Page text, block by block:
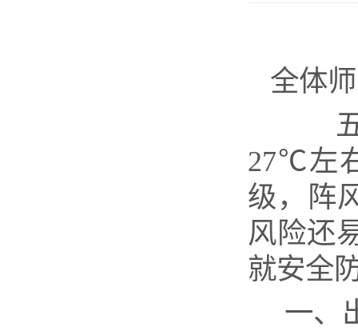
全体
27℃左
级，阵
风险还
就安全
一、